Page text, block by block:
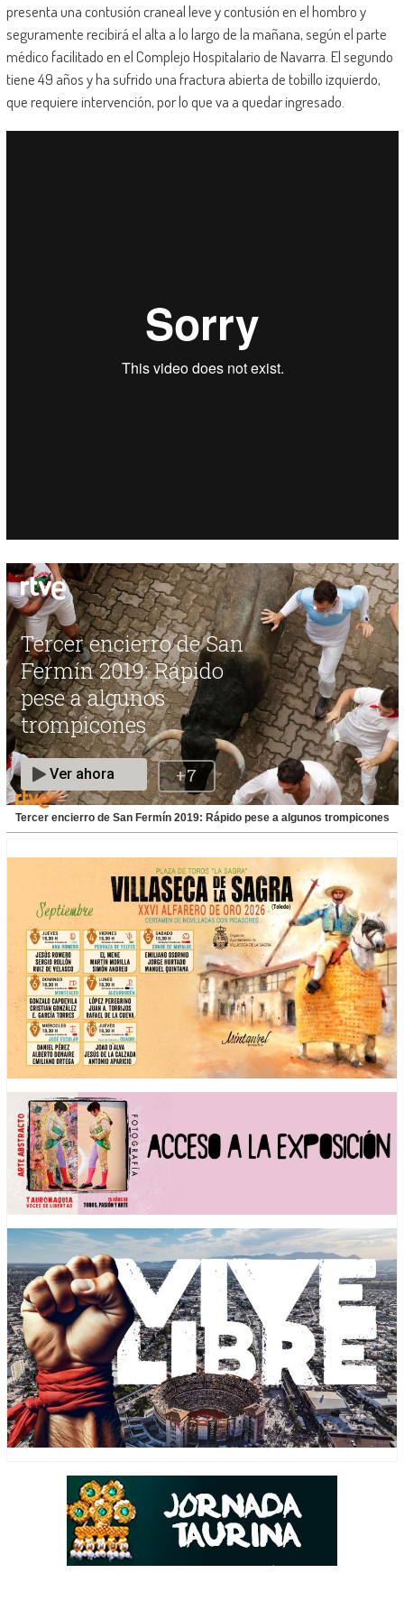
presenta una contusión craneal leve y contusión en el hombro y
seguramente recibirá el alta a lo largo de la mañana, según el parte
médico facilitado en el Complejo Hospitalario de Navarra. El segundo
tiene 49 años y ha sufrido una fractura abierta de tobillo izquierdo,
que requiere intervención, por lo que va a quedar ingresado.
Tercer encierro de San Fermín 2019: Rápido pese a algunos trompicones